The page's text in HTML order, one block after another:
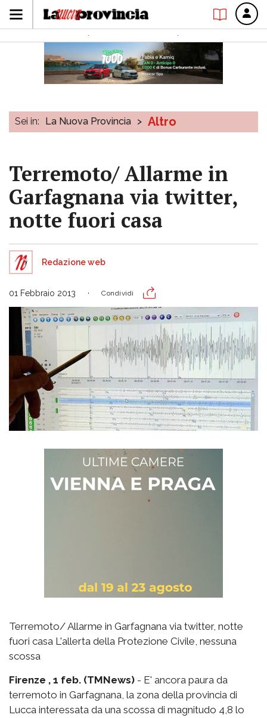
Sei in: La Nuova Provincia > Altro
Terremoto/ Allarme in
Garfagnana via twitter,
notte fuori casa
Redazione web
01 Febbraio 2013 Condividi
Terremoto/ Allarme in Garfagnana via twitter, notte
fuori casa L'allerta della Protezione Civile, nessuna
scossa
Firenze , 1 feb. (TMNews) - E' ancora paura da
terremoto in Garfagnana, la zona della provincia di
Lucca interessata da una scossa di magnitudo 4,8 lo